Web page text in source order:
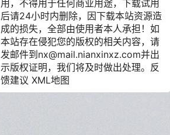
用，不得用于任何商业用途，下载试用
后请24小时内删除，因下载本站资源造
成的损失，全部由使用者本人承担！如
本站存在侵犯您的版权的相关内容，请
发邮件到nx@mail.nianxinxz.com并出
示版权证明，我们将及时做出处理。 反
馈建议 XML地图